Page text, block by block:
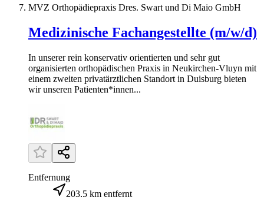
MVZ Orthopädiepraxis Dres. Swart und Di Maio GmbH
Medizinische Fachangestellte (m/w/d)
In unserer rein konservativ orientierten und sehr gut
organisierten orthopädischen Praxis in Neukirchen-Vluyn mit
einem zweiten privatärztlichen Standort in Duisburg bieten
wir unseren Patienten*innen...
Entfernung
203,5 km entfernt